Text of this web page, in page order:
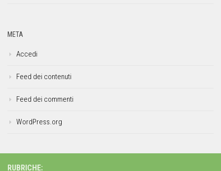
META
Accedi
Feed dei contenuti
Feed dei commenti
WordPress.org
RUBRICHE: